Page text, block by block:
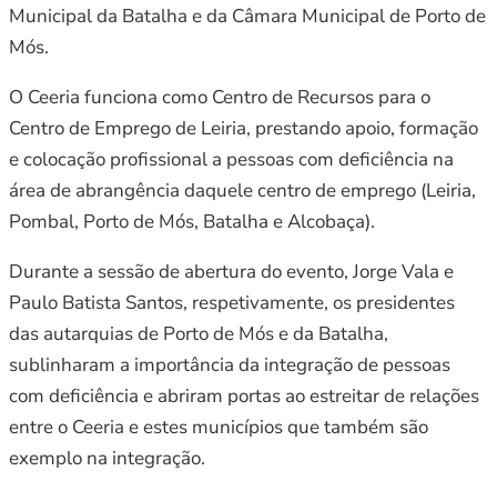
Municipal da Batalha e da Câmara Municipal de Porto de
Mós.
O Ceeria funciona como Centro de Recursos para o
Centro de Emprego de Leiria, prestando apoio, formação
e colocação profissional a pessoas com deficiência na
área de abrangência daquele centro de emprego (Leiria,
Pombal, Porto de Mós, Batalha e Alcobaça).
Durante a sessão de abertura do evento, Jorge Vala e
Paulo Batista Santos, respetivamente, os presidentes
das autarquias de Porto de Mós e da Batalha,
sublinharam a importância da integração de pessoas
com deficiência e abriram portas ao estreitar de relações
entre o Ceeria e estes municípios que também são
exemplo na integração.